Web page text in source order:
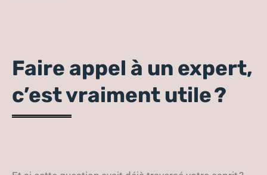
Faire appel à un expert,
c’est vraiment utile ?